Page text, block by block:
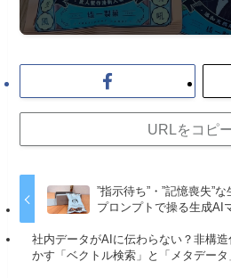
URLをコピ
”指示待ち”・”記憶喪失”
プロンプトで操る生成AI
社内データがAIに伝わらない？非構
かす「ベクトル検索」と「メタデータ